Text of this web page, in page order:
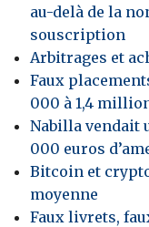
au-delà de la
souscription
Arbitrages et
Faux
000 à 1,4
Nabilla vendait
000 euros
Bitcoin et
moyenne
Faux livrets,